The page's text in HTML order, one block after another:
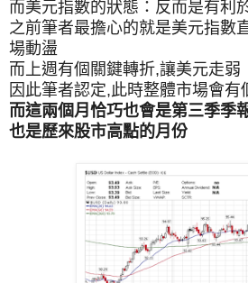
而美元指數的狀態：反而是有利
之前筆者最擔心的就是美元指數
場動盪
而上週有個關鍵轉折,讓美元走弱
因此筆者認定,此時整體市場會有
而這兩個月恰巧也會是第三季季
也是歷來股市高點的月份